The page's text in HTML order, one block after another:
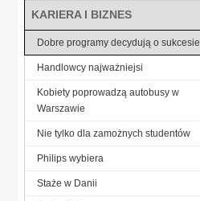
KARIERA I BIZNES
Dobre programy decydują o sukcesie
Handlowcy najważniejsi
Kobiety poprowadzą autobusy w
Warszawie
Nie tylko dla zamożnych studentów
Philips wybiera
Staże w Danii